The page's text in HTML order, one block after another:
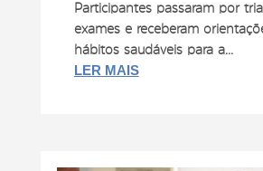
Participantes passaram por
exames e receberam
hábitos saudáveis para a...
LER MAIS